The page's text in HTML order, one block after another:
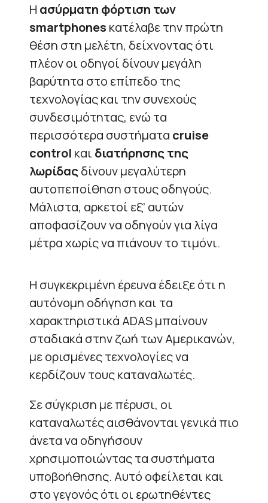
Η ασύρματη φόρτιση των
smartphones κατέλαβε την πρώτη
θέση στη μελέτη, δείχνοντας ότι
πλέον οι οδηγοί δίνουν μεγάλη
βαρύτητα στο επίπεδο της
τεχνολογίας και την συνεχούς
συνδεσιμότητας, ενώ τα
περισσότερα συστήματα cruise
control και διατήρησης της
λωρίδαςδίνουν μεγαλύτερη
αυτοπεποίθηση στους οδηγούς.
Μάλιστα, αρκετοί εξ’ αυτών
αποφασίζουν να οδηγούν για λίγα
μέτρα χωρίς να πιάνουν το τιμόνι.
Η συγκεκριμένη έρευνα έδειξε ότι η
αυτόνομη οδήγηση και τα
χαρακτηριστικά ADAS μπαίνουν
σταδιακά στην ζωή των Αμερικανών,
με ορισμένες τεχνολογίες να
κερδίζουν τους καταναλωτές.
Σε σύγκριση με πέρυσι, οι
καταναλωτές αισθάνονται γενικά πιο
άνετα να οδηγήσουν
χρησιμοποιώντας τα συστήματα
υποβοήθησης. Αυτό οφείλεται και
στο γεγονός ότι οι ερωτηθέντες